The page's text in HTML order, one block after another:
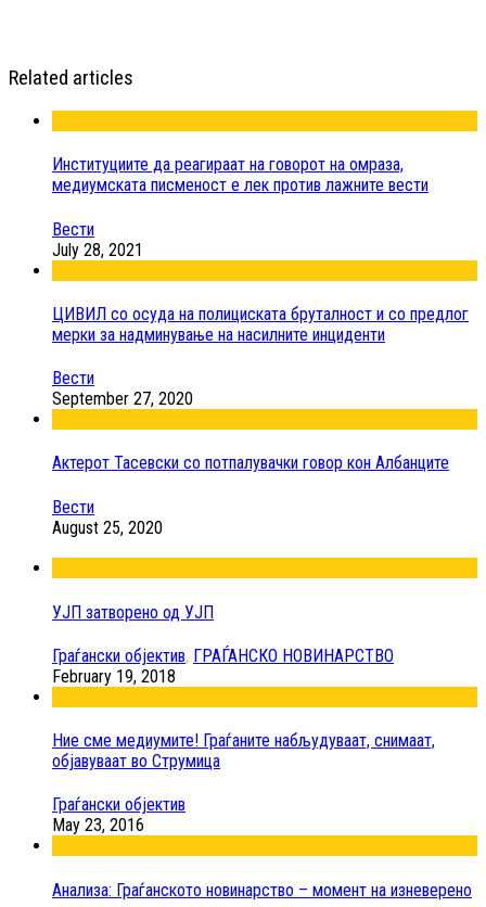
Related articles
Институциите да реагираат на говорот на омраза,
медиумската писменост е лек против лажните вести
Вести
July 28, 2021
ЦИВИЛ со осуда на полициската бруталност и со предлог
мерки за надминување на насилните инциденти
Вести
September 27, 2020
Актерот Тасевски со потпалувачки говор кон Албанците
Вести
August 25, 2020
УЈП затворено од УЈП
Граѓански објектив, ГРАЃАНСКО НОВИНАРСТВО
February 19, 2018
Ние сме медиумите! Граѓаните набљудуваат, снимаат,
објавуваат во Струмица
Граѓански објектив
May 23, 2016
Анализа: Граѓанското новинарство – момент на изневерено